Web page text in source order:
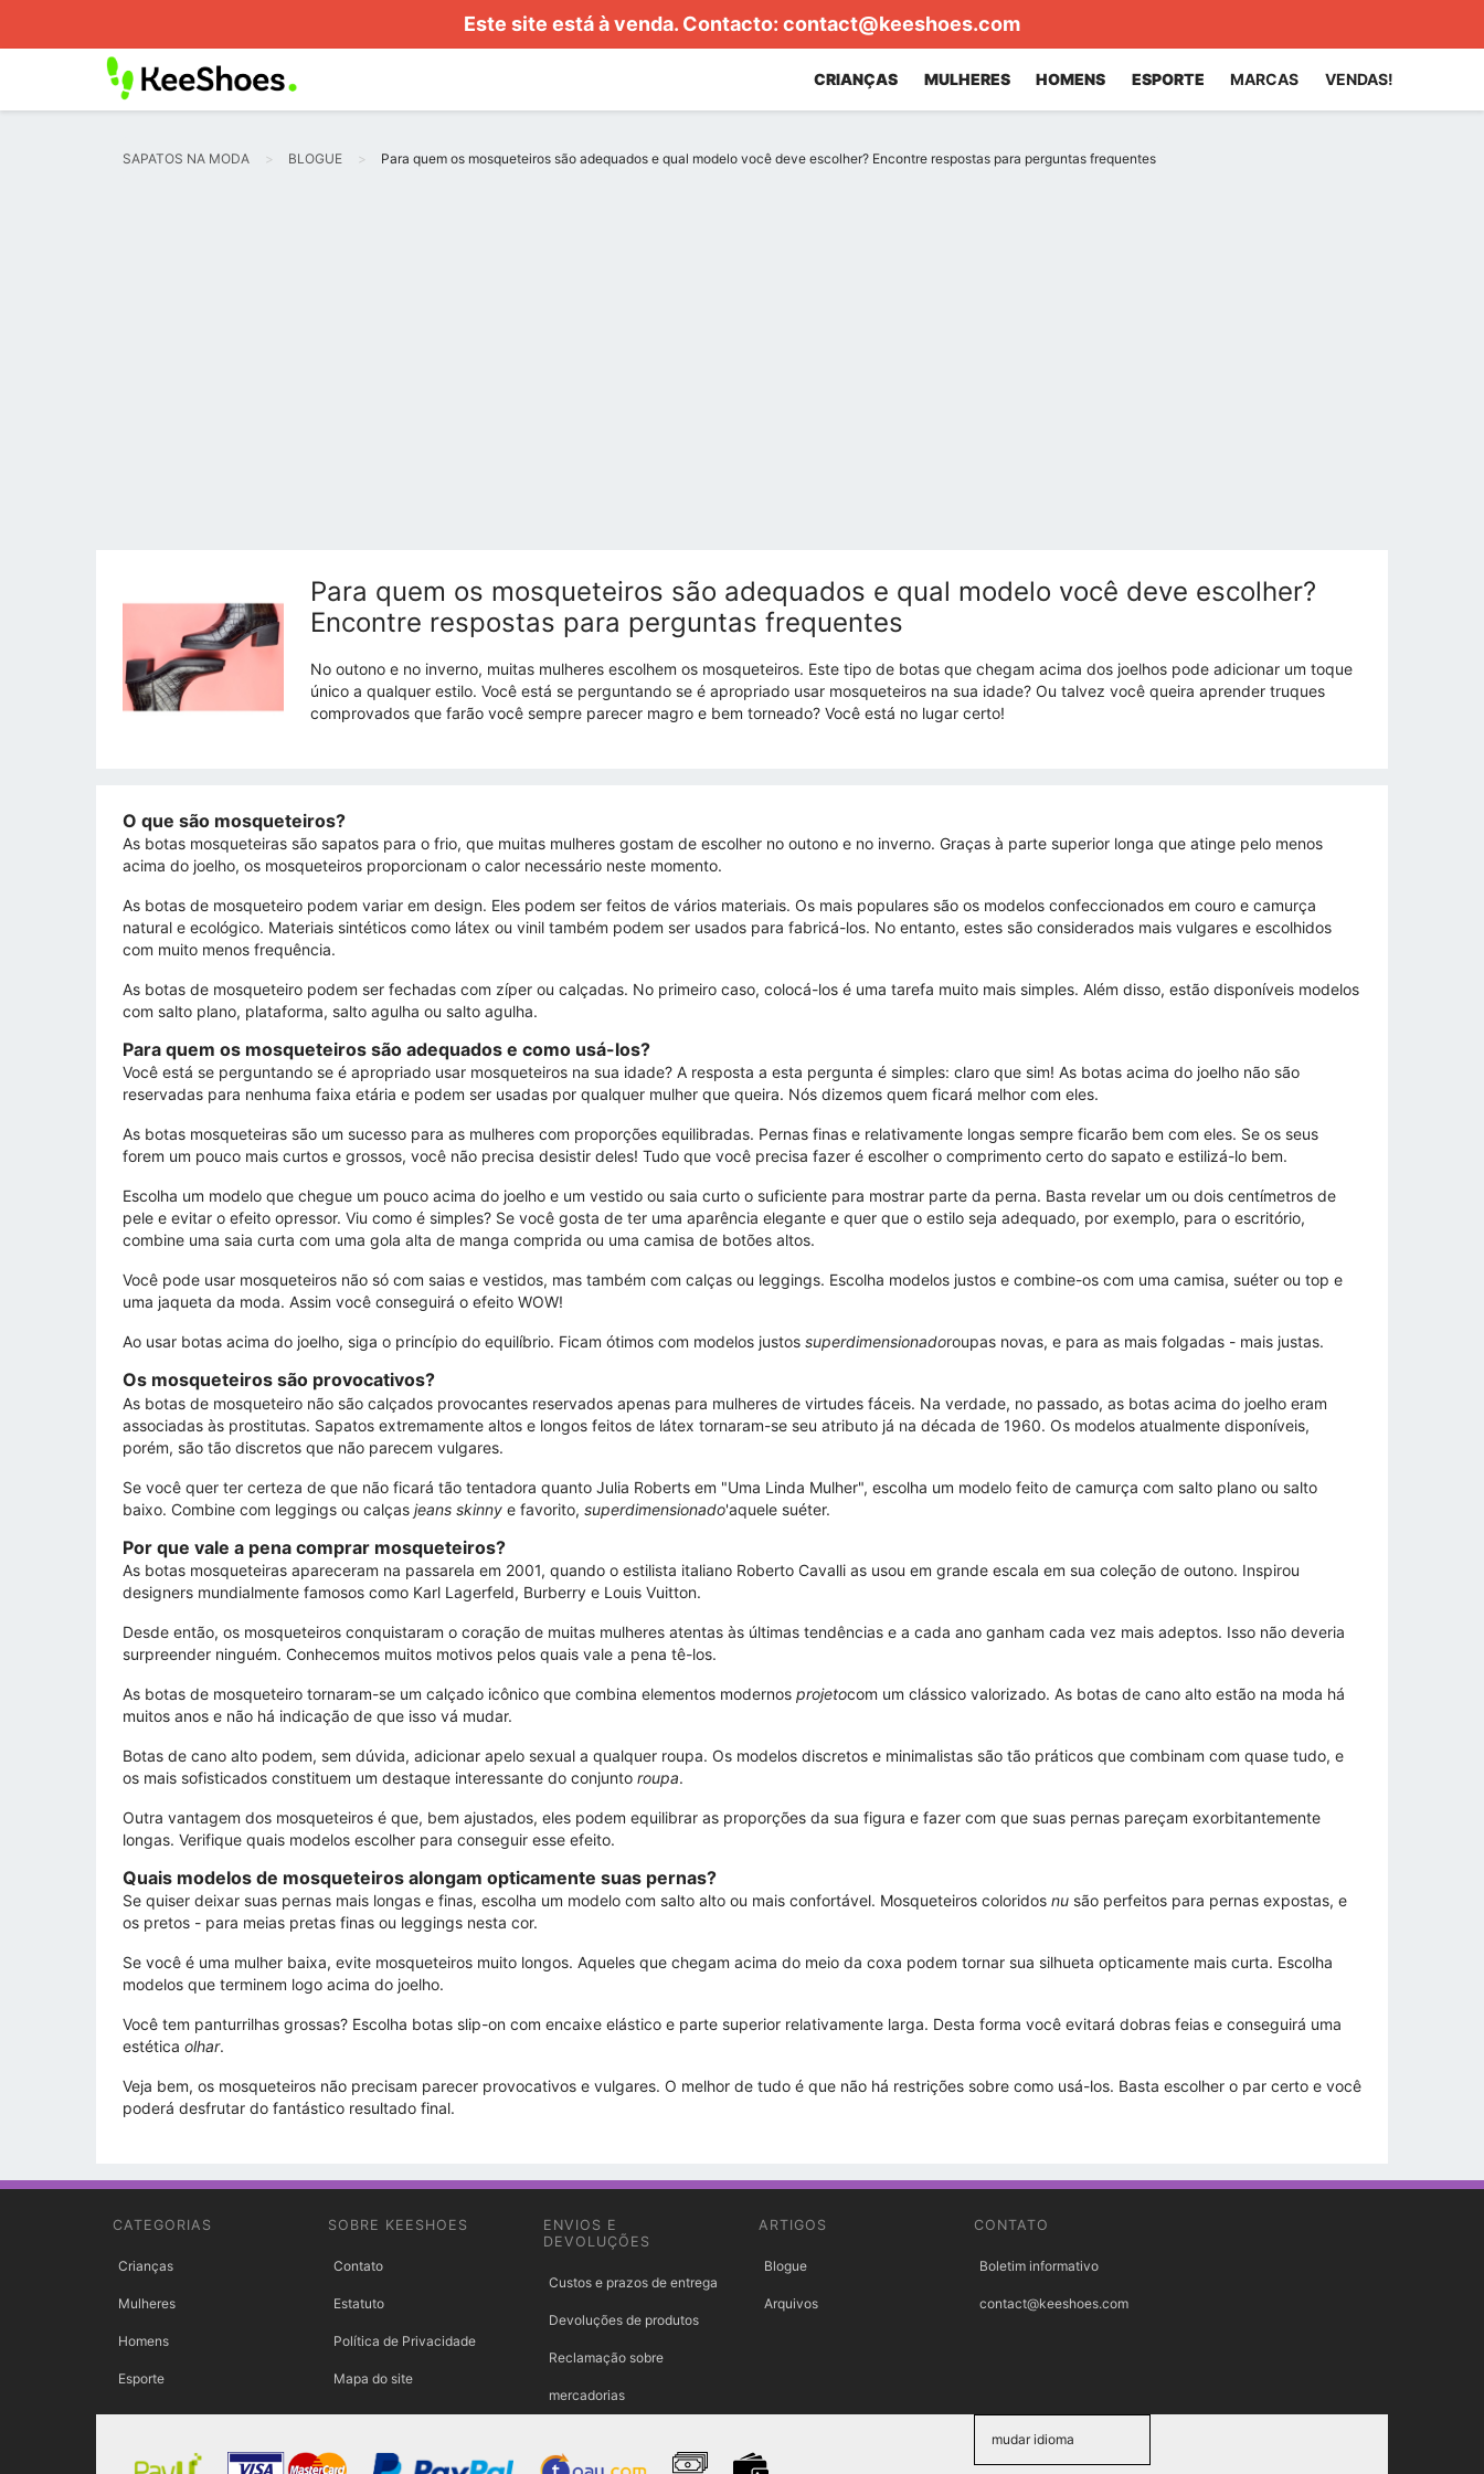
Este site está à venda. Contacto: contact@keeshoes.com
CRIANÇAS MULHERES HOMENS ESPORTE MARCAS VENDAS!
SAPATOS NA MODA BLOGUE Para quem os mosqueteiros são adequados e qual modelo você deve escolher? Encontre respostas para perguntas frequentes
Para quem os mosqueteiros são adequados e qual modelo você deve escolher?
Encontre respostas para perguntas frequentes
No outono e no inverno, muitas mulheres escolhem os mosqueteiros. Este tipo de botas que chegam acima dos joelhos pode adicionar um toque
único a qualquer estilo. Você está se perguntando se é apropriado usar mosqueteiros na sua idade? Ou talvez você queira aprender truques
comprovados que farão você sempre parecer magro e bem torneado? Você está no lugar certo!
O que são mosqueteiros?
As botas mosqueteiras são sapatos para o frio, que muitas mulheres gostam de escolher no outono e no inverno. Graças à parte superior longa que atinge pelo menos
acima do joelho, os mosqueteiros proporcionam o calor necessário neste momento.
As botas de mosqueteiro podem variar em design. Eles podem ser feitos de vários materiais. Os mais populares são os modelos confeccionados em couro e camurça
natural e ecológico. Materiais sintéticos como látex ou vinil também podem ser usados ​​para fabricá-los. No entanto, estes são considerados mais vulgares e escolhidos
com muito menos frequência.
As botas de mosqueteiro podem ser fechadas com zíper ou calçadas. No primeiro caso, colocá-los é uma tarefa muito mais simples. Além disso, estão disponíveis modelos
com salto plano, plataforma, salto agulha ou salto agulha.
Para quem os mosqueteiros são adequados e como usá-los?
Você está se perguntando se é apropriado usar mosqueteiros na sua idade? A resposta a esta pergunta é simples: claro que sim! As botas acima do joelho não são
reservadas para nenhuma faixa etária e podem ser usadas por qualquer mulher que queira. Nós dizemos quem ficará melhor com eles.
As botas mosqueteiras são um sucesso para as mulheres com proporções equilibradas. Pernas finas e relativamente longas sempre ficarão bem com eles. Se os seus
forem um pouco mais curtos e grossos, você não precisa desistir deles! Tudo que você precisa fazer é escolher o comprimento certo do sapato e estilizá-lo bem.
Escolha um modelo que chegue um pouco acima do joelho e um vestido ou saia curto o suficiente para mostrar parte da perna. Basta revelar um ou dois centímetros de
pele e evitar o efeito opressor. Viu como é simples? Se você gosta de ter uma aparência elegante e quer que o estilo seja adequado, por exemplo, para o escritório,
combine uma saia curta com uma gola alta de manga comprida ou uma camisa de botões altos.
Você pode usar mosqueteiros não só com saias e vestidos, mas também com calças ou leggings. Escolha modelos justos e combine-os com uma camisa, suéter ou top e
uma jaqueta da moda. Assim você conseguirá o efeito WOW!
Ao usar botas acima do joelho, siga o princípio do equilíbrio. Ficam ótimos com modelos justos superdimensionadoroupas novas, e para as mais folgadas - mais justas.
Os mosqueteiros são provocativos?
As botas de mosqueteiro não são calçados provocantes reservados apenas para mulheres de virtudes fáceis. Na verdade, no passado, as botas acima do joelho eram
associadas às prostitutas. Sapatos extremamente altos e longos feitos de látex tornaram-se seu atributo já na década de 1960. Os modelos atualmente disponíveis,
porém, são tão discretos que não parecem vulgares.
Se você quer ter certeza de que não ficará tão tentadora quanto Julia Roberts em "Uma Linda Mulher", escolha um modelo feito de camurça com salto plano ou salto
baixo. Combine com leggings ou calças jeans skinny e favorito, superdimensionado'aquele suéter.
Por que vale a pena comprar mosqueteiros?
As botas mosqueteiras apareceram na passarela em 2001, quando o estilista italiano Roberto Cavalli as usou em grande escala em sua coleção de outono. Inspirou
designers mundialmente famosos como Karl Lagerfeld, Burberry e Louis Vuitton.
Desde então, os mosqueteiros conquistaram o coração de muitas mulheres atentas às últimas tendências e a cada ano ganham cada vez mais adeptos. Isso não deveria
surpreender ninguém. Conhecemos muitos motivos pelos quais vale a pena tê-los.
As botas de mosqueteiro tornaram-se um calçado icônico que combina elementos modernos projetocom um clássico valorizado. As botas de cano alto estão na moda há
muitos anos e não há indicação de que isso vá mudar.
Botas de cano alto podem, sem dúvida, adicionar apelo sexual a qualquer roupa. Os modelos discretos e minimalistas são tão práticos que combinam com quase tudo, e
os mais sofisticados constituem um destaque interessante do conjunto roupa.
Outra vantagem dos mosqueteiros é que, bem ajustados, eles podem equilibrar as proporções da sua figura e fazer com que suas pernas pareçam exorbitantemente
longas. Verifique quais modelos escolher para conseguir esse efeito.
Quais modelos de mosqueteiros alongam opticamente suas pernas?
Se quiser deixar suas pernas mais longas e finas, escolha um modelo com salto alto ou mais confortável. Mosqueteiros coloridos nu são perfeitos para pernas expostas, e
os pretos - para meias pretas finas ou leggings nesta cor.
Se você é uma mulher baixa, evite mosqueteiros muito longos. Aqueles que chegam acima do meio da coxa podem tornar sua silhueta opticamente mais curta. Escolha
modelos que terminem logo acima do joelho.
Você tem panturrilhas grossas? Escolha botas slip-on com encaixe elástico e parte superior relativamente larga. Desta forma você evitará dobras feias e conseguirá uma
estética olhar.
Veja bem, os mosqueteiros não precisam parecer provocativos e vulgares. O melhor de tudo é que não há restrições sobre como usá-los. Basta escolher o par certo e você
poderá desfrutar do fantástico resultado final.
CATEGORIAS
Crianças
Mulheres
Homens
Esporte
SOBRE KEESHOES
Contato
Estatuto
Política de Privacidade
Mapa do site
ENVIOS E
DEVOLUÇÕES
Custos e prazos de entrega
Devoluções de produtos
Reclamação sobre
mercadorias
ARTIGOS
Blogue
Arquivos
CONTATO
Boletim informativo
contact@keeshoes.com
mudar idioma